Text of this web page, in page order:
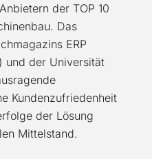
der TOP 10
Das
ERP
und der Universität
Kundenzufriedenheit
der Lösung
Mittelstand.